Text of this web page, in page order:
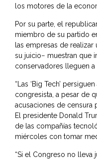
los motores de la
Por su parte, el
miembro de su partido
las empresas de
su juicio− muestran que
conservadores lleguen a
“Las ‘Big Tech’
congresista, a pesar de
acusaciones de censura
El presidente Donald
de las compañías
miércoles con tomar
“Si el Congreso no lleva